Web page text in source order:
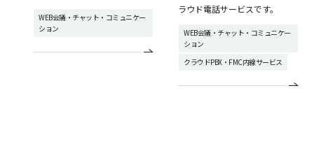
WEB会議・チャット・コミュニケー
ション
ラウド電話サービスです。
WEB会議・チャット・コミュニケー
ション
クラウドPBX・FMC内線サービス